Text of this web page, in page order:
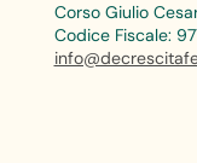
Corso Giulio
Codice Fiscale: